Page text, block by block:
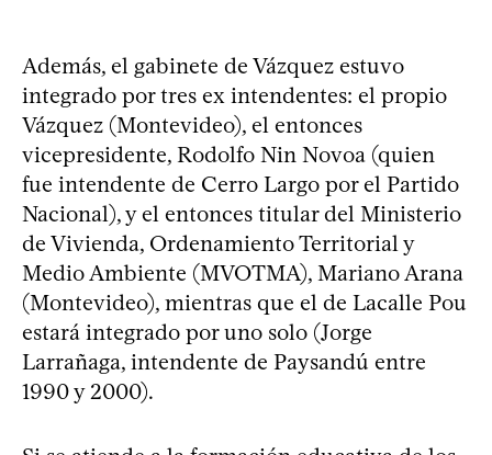
Además, el gabinete de Vázquez estuvo
integrado por tres ex intendentes: el propio
Vázquez (Montevideo), el entonces
vicepresidente, Rodolfo Nin Novoa (quien
fue intendente de Cerro Largo por el Partido
Nacional), y el entonces titular del Ministerio
de Vivienda, Ordenamiento Territorial y
Medio Ambiente (MVOTMA), Mariano Arana
(Montevideo), mientras que el de Lacalle Pou
estará integrado por uno solo (Jorge
Larrañaga, intendente de Paysandú entre
1990 y 2000).